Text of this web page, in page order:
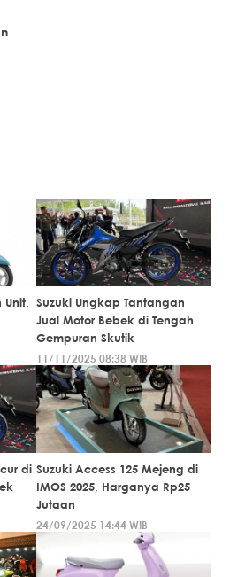
Suzuki Ungkap Tantangan
Jual Motor Bebek di Tengah
Gempuran Skutik
11/11/2025 08:38 WIB
di Suzuki Access 125 Mejeng di
IMOS 2025, Harganya Rp25
Jutaan
24/09/2025 14:44 WIB